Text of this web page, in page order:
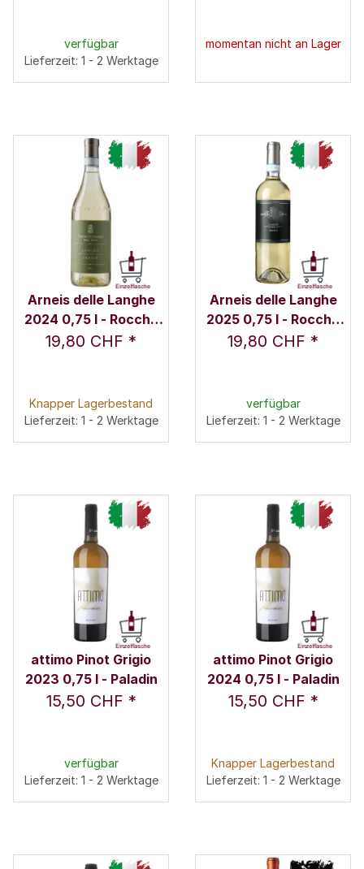
verfügbar
Lieferzeit: 1 - 2 Werktage
momentan nicht an Lager
Arneis delle Langhe
2024 0,75 l - Rocche
Costamagna /
19,80 CHF *
Knapper Lagerbestand
Lieferzeit: 1 - 2 Werktage
Arneis delle Langhe
2025 0,75 l - Rocche
Costamagna /
19,80 CHF *
verfügbar
Lieferzeit: 1 - 2 Werktage
attimo Pinot Grigio
2023 0,75 l - Paladin
15,50 CHF *
verfügbar
Lieferzeit: 1 - 2 Werktage
attimo Pinot Grigio
2024 0,75 l - Paladin
15,50 CHF *
Knapper Lagerbestand
Lieferzeit: 1 - 2 Werktage